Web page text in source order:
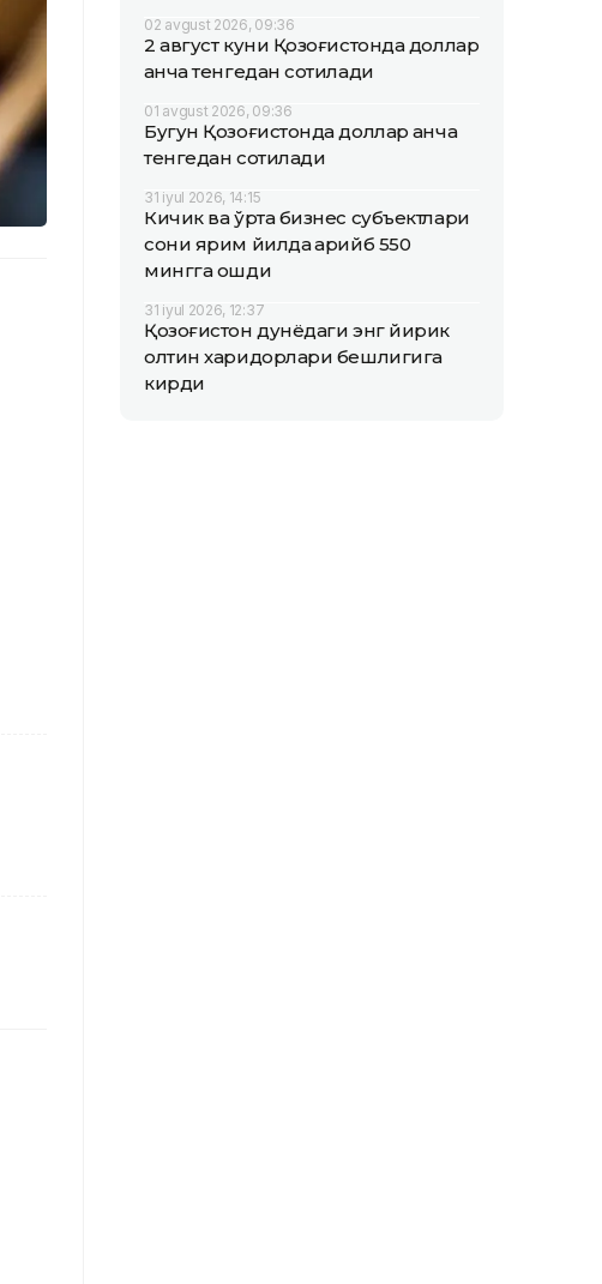
02 avgust 2026, 09:36
2 август куни Қозоғистонда доллар
қанча тенгедан сотилади
01 avgust 2026, 09:36
Бугун Қозоғистонда доллар қанча
тенгедан сотилади
31 iyul 2026, 14:15
Кичик ва ўрта бизнес субъектлари
сони ярим йилда қарийб 550
мингга ошди
31 iyul 2026, 12:37
Қозоғистон дунёдаги энг йирик
олтин харидорлари бешлигига
кирди